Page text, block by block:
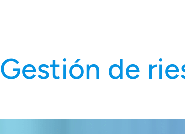
Gestión de